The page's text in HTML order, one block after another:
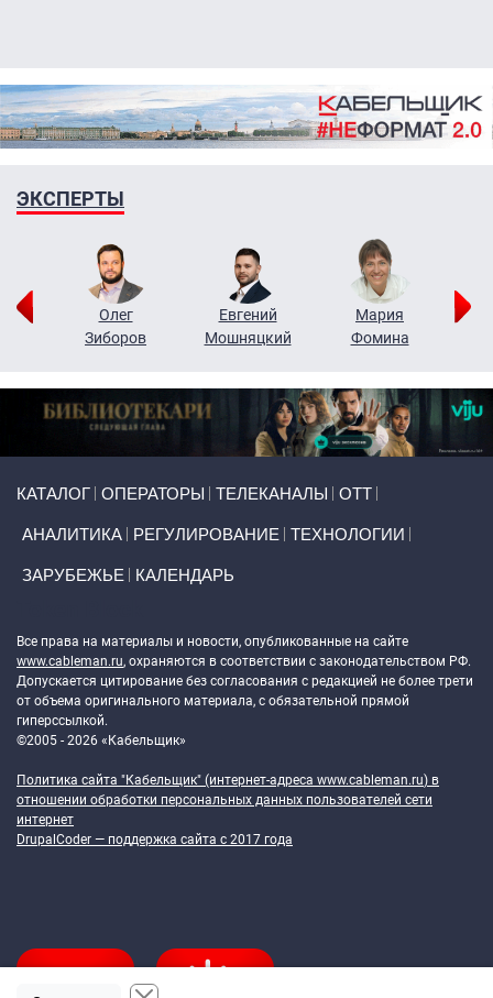
ЭКСПЕРТЫ
Олег
Зиборов
Евгений
Мошняцкий
Мария
Фомина
КАТАЛОГ ОПЕРАТОРЫ ТЕЛЕКАНАЛЫ ОТТ
АНАЛИТИКА РЕГУЛИРОВАНИЕ ТЕХНОЛОГИИ
ЗАРУБЕЖЬЕ КАЛЕНДАРЬ
Все права на материалы и новости, опубликованные на сайте
www.cableman.ru, охраняются в соответствии с законодательством РФ.
Допускается цитирование без согласования с редакцией не более трети
от объема оригинального материала, с обязательной прямой
гиперссылкой.
©2005 - 2026 «Кабельщик»
Политика сайта "Кабельщик" (интернет-адреса www.cableman.ru) в
отношении обработки персональных данных пользователей сети
интернет
DrupalCoder — поддержка сайта c 2017 года